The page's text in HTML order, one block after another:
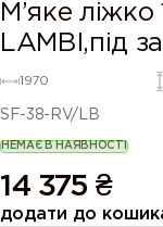
М’яке ліжко
LAMBI,під
1970
SF-38-RV/LB
НЕМАЄ В НАЯВНОСТІ
14 375 ₴
додати до